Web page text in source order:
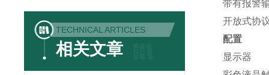
TECHNICAL ARTICLES
相关文章
带有报警
开放式协
配置
显示器